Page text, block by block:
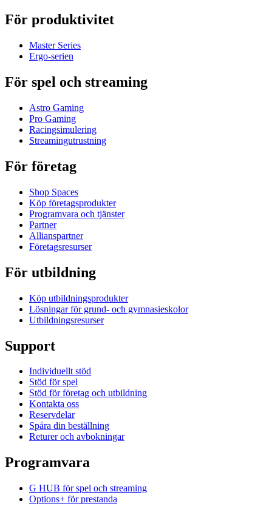
För produktivitet
Master Series
Ergo-serien
För spel och streaming
Astro Gaming
Pro Gaming
Racingsimulering
Streamingutrustning
För företag
Shop Spaces
Köp företagsprodukter
Programvara och tjänster
Partner
Allianspartner
Företagsresurser
För utbildning
Köp utbildningsprodukter
Lösningar för grund- och gymnasieskolor
Utbildningsresurser
Support
Individuellt stöd
Stöd för spel
Stöd för företag och utbildning
Kontakta oss
Reservdelar
Spåra din beställning
Returer och avbokningar
Programvara
G HUB för spel och streaming
Options+ för prestanda